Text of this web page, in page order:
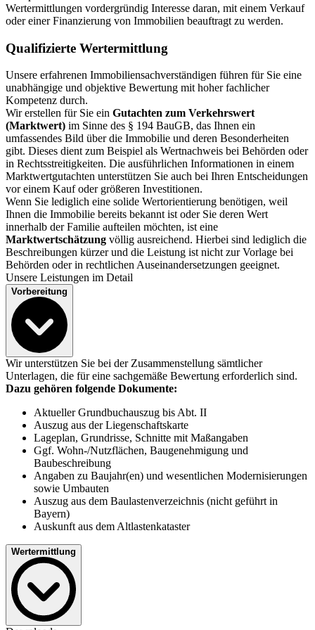
Wertermittlungen vordergründig Interesse daran, mit einem Verkauf
oder einer Finanzierung von Immobilien beauftragt zu werden.
Qualifizierte Wertermittlung
Unsere erfahrenen Immobiliensachverständigen führen für Sie eine
unabhängige und objektive Bewertung mit hoher fachlicher
Kompetenz durch.
Wir erstellen für Sie ein Gutachten zum Verkehrswert
(Marktwert) im Sinne des § 194 BauGB, das Ihnen ein
umfassendes Bild über die Immobilie und deren Besonderheiten
gibt. Dieses dient zum Beispiel als Wertnachweis bei Behörden oder
in Rechtsstreitigkeiten. Die ausführlichen Informationen in einem
Marktwertgutachten unterstützen Sie auch bei Ihren Entscheidungen
vor einem Kauf oder größeren Investitionen.
Wenn Sie lediglich eine solide Wertorientierung benötigen, weil
Ihnen die Immobilie bereits bekannt ist oder Sie deren Wert
innerhalb der Familie aufteilen möchten, ist eine
Marktwertschätzung völlig ausreichend. Hierbei sind lediglich die
Beschreibungen kürzer und die Leistung ist nicht zur Vorlage bei
Behörden oder in rechtlichen Auseinandersetzungen geeignet.
Unsere Leistungen im Detail
Vorbereitung
Wir unterstützen Sie bei der Zusammenstellung sämtlicher
Unterlagen, die für eine sachgemäße Bewertung erforderlich sind.
Dazu gehören folgende Dokumente:
Aktueller Grundbuchauszug bis Abt. II
Auszug aus der Liegenschaftskarte
Lageplan, Grundrisse, Schnitte mit Maßangaben
Ggf. Wohn-/Nutzflächen, Baugenehmigung und
Baubeschreibung
Angaben zu Baujahr(en) und wesentlichen Modernisierungen
sowie Umbauten
Auszug aus dem Baulastenverzeichnis (nicht geführt in
Bayern)
Auskunft aus dem Altlastenkataster
Wertermittlung